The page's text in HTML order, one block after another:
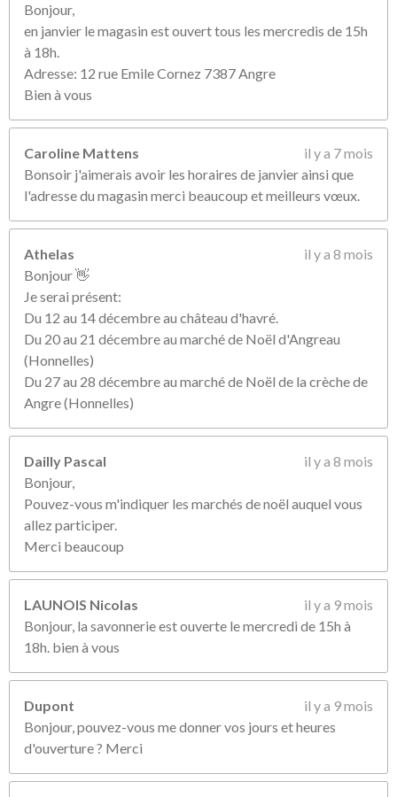
Bonjour,
en janvier le magasin est ouvert tous les mercredis de 15h
à 18h.
Adresse: 12 rue Emile Cornez 7387 Angre
Bien à vous
Caroline Mattens
il y a 7 mois
Bonsoir j'aimerais avoir les horaires de janvier ainsi que
l'adresse du magasin merci beaucoup et meilleurs vœux.
Athelas
il y a 8 mois
Bonjour 👋
Je serai présent:
Du 12 au 14 décembre au château d'havré.
Du 20 au 21 décembre au marché de Noël d'Angreau
(Honnelles)
Du 27 au 28 décembre au marché de Noël de la crèche de
Angre (Honnelles)
Dailly Pascal
il y a 8 mois
Bonjour,
Pouvez-vous m'indiquer les marchés de noël auquel vous
allez participer.
Merci beaucoup
LAUNOIS Nicolas
il y a 9 mois
Bonjour, la savonnerie est ouverte le mercredi de 15h à
18h. bien à vous
Dupont
il y a 9 mois
Bonjour, pouvez-vous me donner vos jours et heures
d'ouverture ? Merci